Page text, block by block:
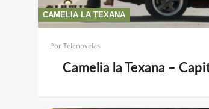
CAMELIA LA TEXANA
Por Telenovelas
Camelia la Texana –